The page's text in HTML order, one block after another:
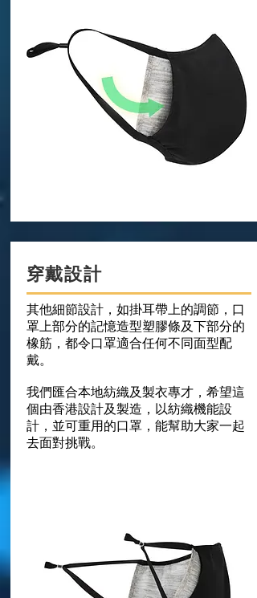
穿戴設計
其他細節設計，如掛耳帶上的調節，口
罩上部分的記憶造型塑膠條及下部分的
橡筋，都令口罩適合任何不同面型配
戴。
我們匯合本地紡織及製衣專才，希望這
個由香港設計及製造，以紡織機能設
計，並可重用的口罩，能幫助大家一起
去面對挑戰。